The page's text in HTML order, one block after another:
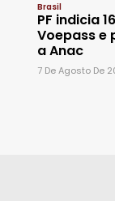
Brasil
PF indicia
Voepass e
a Anac
7 De Agosto De